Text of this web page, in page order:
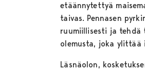
etäännytettyä
taivas. Pennasen
ruumiillisesti ja tehdä
olemusta, joka ylittää
Läsnäolon,